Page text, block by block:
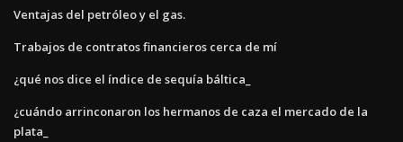
Ventajas del petróleo y el gas.
Trabajos de contratos financieros cerca de mí
¿qué nos dice el índice de sequía báltica_
¿cuándo arrinconaron los hermanos de caza el mercado de la
plata_